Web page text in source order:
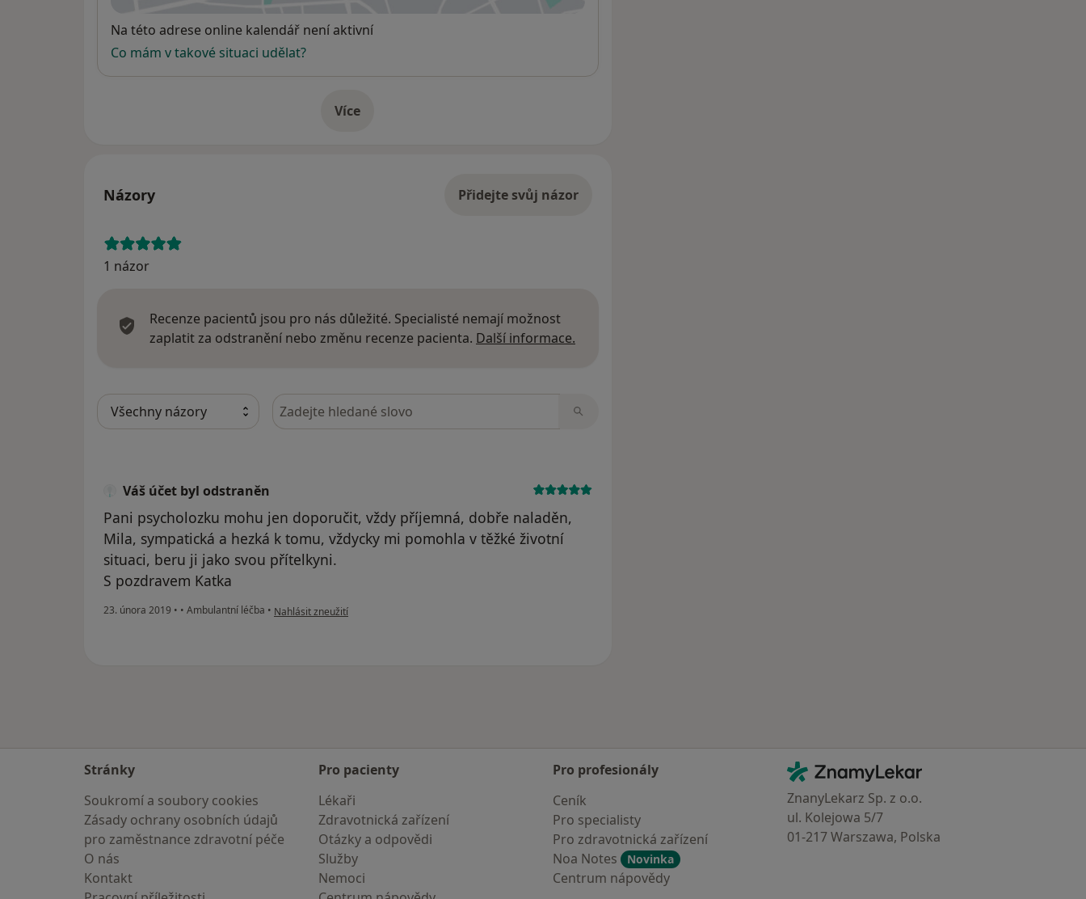
Dostupnost
Na této adrese online kalendář není aktivní
Co mám v takové situaci udělat?
Víceo adrese
Názory Přidejte svůj názor
1 názor
Recenze pacientů jsou pro nás důležité. Specialisté nemají možnost
zaplatit za odstranění nebo změnu recenze pacienta. Další informace.
Hledejte v názorech
Váš účet byl odstraněn
Pani psycholozku mohu jen doporučit, vždy příjemná, dobře naladěn,
Mila, sympatická a hezká k tomu, vždycky mi pomohla v těžké životní
situaci, beru ji jako svou přítelkyni.
S pozdravem Katka
23. února 2019 • • Ambulantní léčba • podle názoru uživatele Váš účet byl odstraněn
Nahlásit zneužití
Stránky
Soukromí a soubory cookies
Zásady ochrany osobních údajů
pro zaměstnance zdravotní péče
O nás
Kontakt
Pro pacienty
Lékaři
Zdravotnická zařízení
Otázky a odpovědi
Služby
Nemoci
Pro profesionály
Ceník
Pro specialisty
Pro zdravotnická zařízení
Noa Notes
Novinka
Centrum nápovědy
Kontakt
ZnamyLekar - Hlavní stránka
ZnanyLekarz Sp. z o.o.
ul. Kolejowa 5/7
01-217 Warszawa, Polska